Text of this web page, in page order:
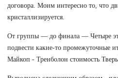
договора. Моим интересно то, что
кристаллизируется.
От группы — до финала — Четыре
подвести какие-то промежуточные
Майкоп - Тренболон стоимость